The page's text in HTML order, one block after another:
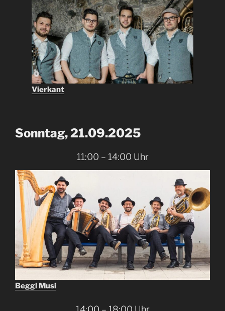
Vierkant
Sonntag, 21.09.2025
11:00 – 14:00 Uhr
Beggl Musi